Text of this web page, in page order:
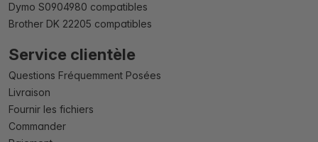
Dymo S0904980 compatibles
Brother DK 22205 compatibles
Service clientèle
Questions Fréquemment Posées
Livraison
Fournir les fichiers
Commander